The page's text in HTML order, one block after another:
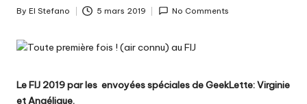
t
t
e
Posted
By El Stefano 5 mars 2019 No Comments
Le FIJ 2019par les envoyées spéciales de GeekLette: Virginie
et Angélique.